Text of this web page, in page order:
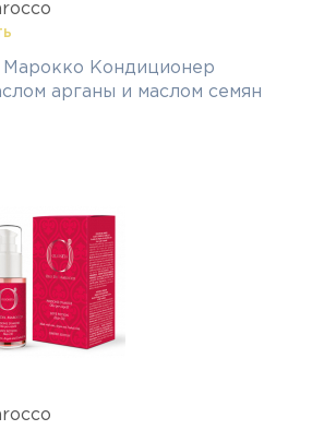
Марокко Кондиционер
арганы и маслом семян